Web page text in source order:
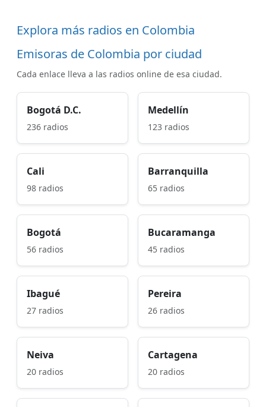
Explora más radios en Colombia
Emisoras de Colombia por ciudad
Cada enlace lleva a las radios online de esa ciudad.
Bogotá D.C.
236 radios
Medellín
123 radios
Cali
98 radios
Barranquilla
65 radios
Bogotá
56 radios
Bucaramanga
45 radios
Ibagué
27 radios
Pereira
26 radios
Neiva
20 radios
Cartagena
20 radios